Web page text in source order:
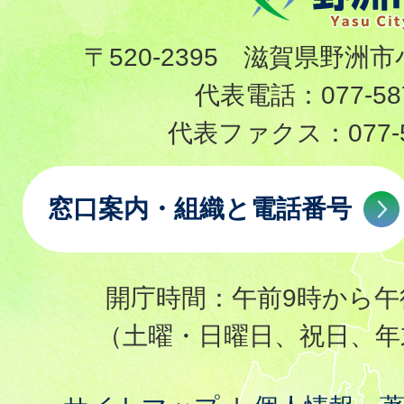
〒520-2395 滋賀県野洲市
代表電話： 077-
代表ファクス：
窓口案内・組織と電話番号
開庁時間：午前9時から
（土曜・日曜日、祝日、